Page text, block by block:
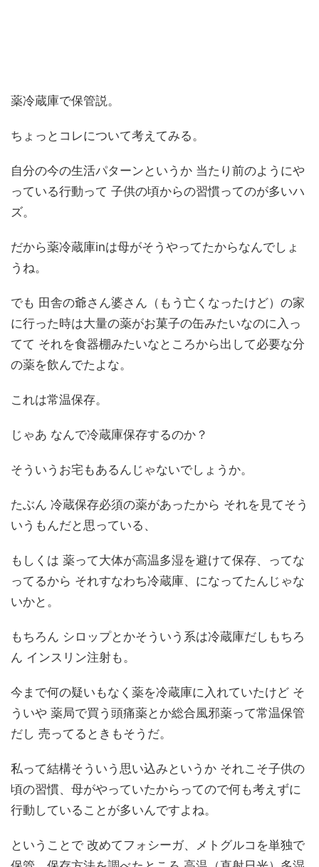
薬冷蔵庫で保管説。
ちょっとコレについて考えてみる。
自分の今の生活パターンというか 当たり前のようにや
っている行動って 子供の頃からの習慣ってのが多いハ
ズ。
だから薬冷蔵庫inは母がそうやってたからなんでしょ
うね。
でも 田舎の爺さん婆さん（もう亡くなったけど）の家
に行った時は大量の薬がお菓子の缶みたいなのに入っ
てて それを食器棚みたいなところから出して必要な分
の薬を飲んでたよな。
これは常温保存。
じゃあ なんで冷蔵庫保存するのか？
そういうお宅もあるんじゃないでしょうか。
たぶん 冷蔵保存必須の薬があったから それを見てそう
いうもんだと思っている、
もしくは 薬って大体が高温多湿を避けて保存、ってな
ってるから それすなわち冷蔵庫、になってたんじゃな
いかと。
もちろん シロップとかそういう系は冷蔵庫だしもちろ
ん インスリン注射も。
今まで何の疑いもなく薬を冷蔵庫に入れていたけど そ
ういや 薬局で買う頭痛薬とか総合風邪薬って常温保管
だし 売ってるときもそうだ。
私って結構そういう思い込みというか それこそ子供の
頃の習慣、母がやっていたからってので何も考えずに
行動していることが多いんですよね。
ということで 改めてフォシーガ、メトグルコを単独で